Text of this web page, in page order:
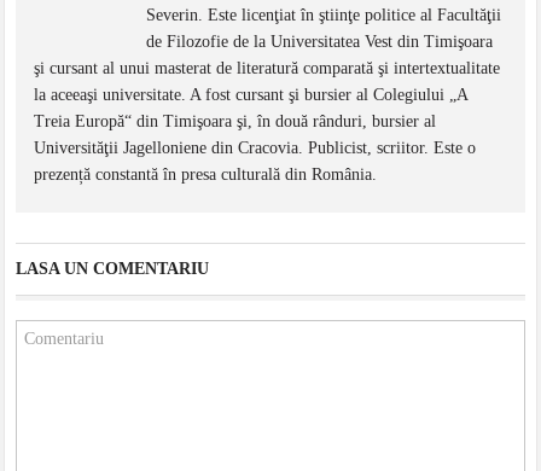
Severin. Este licenţiat în ştiinţe politice al Facultăţii
de Filozofie de la Universitatea Vest din Timişoara
şi cursant al unui masterat de literatură comparată şi intertextualitate
la aceeaşi universitate. A fost cursant şi bursier al Colegiului „A
Treia Europă“ din Timişoara şi, în două rânduri, bursier al
Universităţii Jagelloniene din Cracovia. Publicist, scriitor. Este o
prezență constantă în presa culturală din România.
LASA UN COMENTARIU